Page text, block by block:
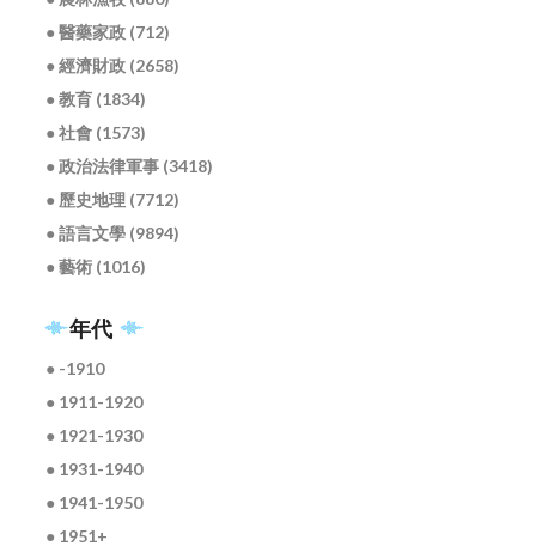
● 醫藥家政 (712)
● 經濟財政 (2658)
● 教育 (1834)
● 社會 (1573)
● 政治法律軍事 (3418)
● 歷史地理 (7712)
● 語言文學 (9894)
● 藝術 (1016)
年代
● -1910
● 1911-1920
● 1921-1930
● 1931-1940
● 1941-1950
● 1951+